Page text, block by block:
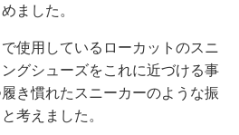
ました。
使用しているローカットのスニ
グシューズをこれに近づける事
き慣れたスニーカーのような振
考えました。